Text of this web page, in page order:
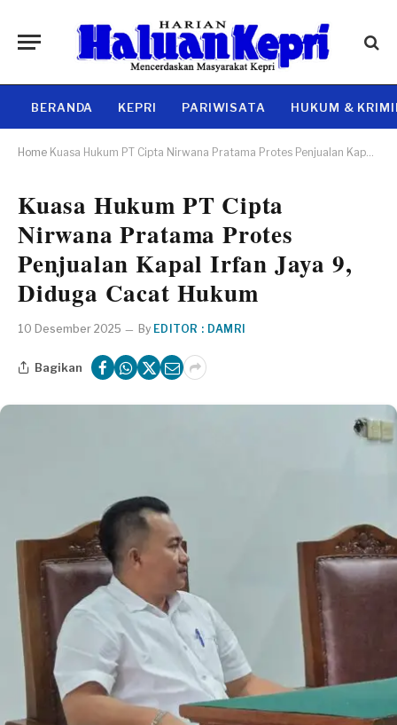
BERANDA KEPRI PARIWISATA HUKUM &
Home Kuasa Hukum PT Cipta Nirwana Pratama Protes Penjualan Kapal Irfan Jaya 9, Diduga Cacat Hukum
Kuasa Hukum PT Cipta
Nirwana Pratama Protes
Penjualan Kapal Irfan Jaya 9,
Diduga Cacat Hukum
10 Desember 2025 By EDITOR : DAMRI
Bagikan